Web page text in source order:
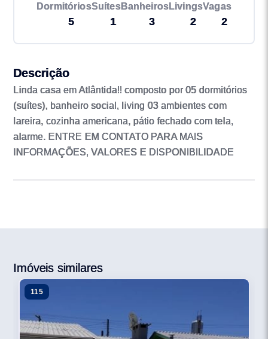
Dormitórios
5
Suítes
1
Banheiros
3
Livings
2
Vagas
2
Descrição
Linda casa em Atlântida!! composto por 05 dormitórios
(suítes), banheiro social, living 03 ambientes com
lareira, cozinha americana, pátio fechado com tela,
alarme. ENTRE EM CONTATO PARA MAIS
INFORMAÇÕES, VALORES E DISPONIBILIDADE
Imóveis similares
115